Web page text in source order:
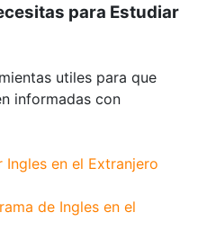
para Estudiar
utiles para que
informadas con
en el Extranjero
de Ingles en el